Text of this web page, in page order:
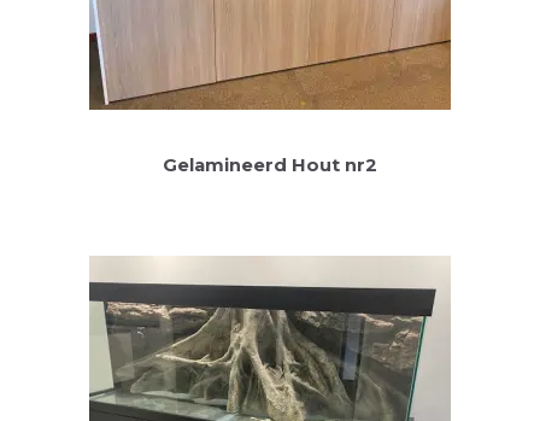
Gelamineerd Hout nr2